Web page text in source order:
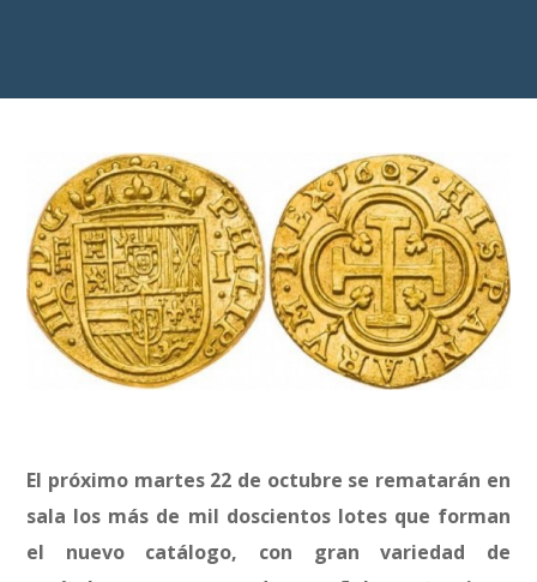
El próximo martes 22 de octubre se rematarán en
sala los más de mil doscientos lotes que forman
el nuevo catálogo, con gran variedad de